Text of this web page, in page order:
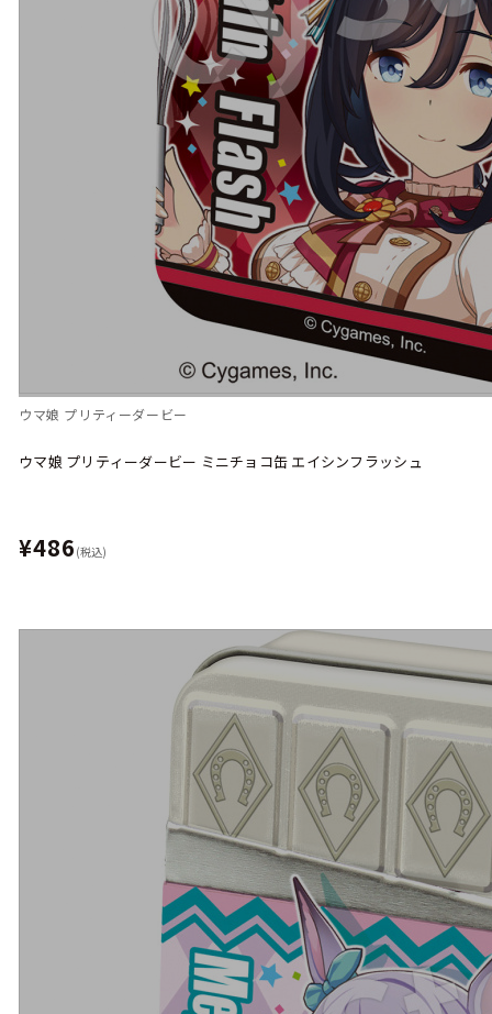
ウマ娘 プリティーダービー
ウマ娘 プリティーダービー ミニチョコ缶 エイシンフラッシュ
¥486 (税込)